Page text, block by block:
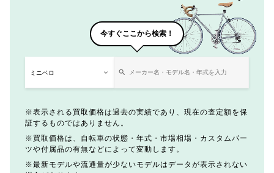
今すぐここから検索！
表示される買取価格は過去の実績であり、現在の査定額を保
証するものではありません。
買取価格は、自転車の状態・年式・市場相場・カスタムパー
ツや付属品の有無などによって変動します。
最新モデルや流通量が少ないモデルはデータが表示されない